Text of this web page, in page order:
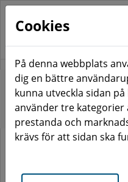
Start Våra
Centrum
Cookies
På denna webbplats
dig en bättre
kunna utveckla sidan
använder tre kategorier
prestanda och
krävs för att sidan ska